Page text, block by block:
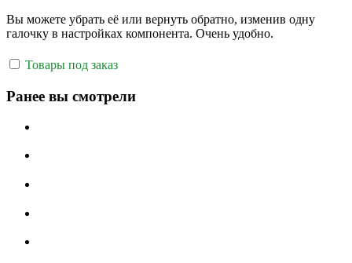
Вы можете убрать её или вернуть обратно, изменив одну
галочку в настройках компонента. Очень удобно.
Товары под заказ
Ранее вы смотрели